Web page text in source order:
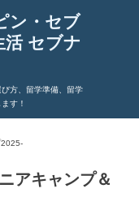
ン・セブ
活 セブナ
方、留学準備、留学
す！
2025-
アキャンプ＆